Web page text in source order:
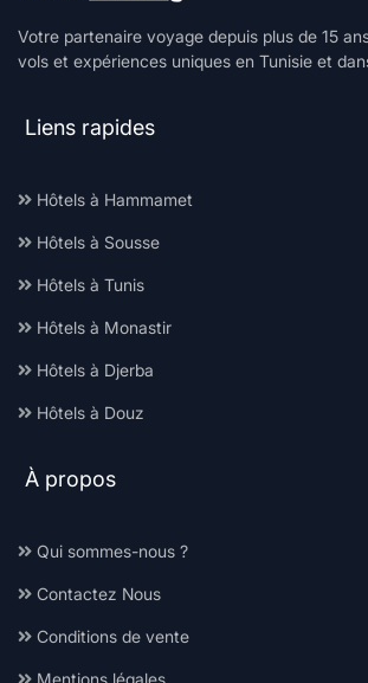
Votre partenaire voyage depuis plus de 15
vols et expériences uniques en Tunisie et
Liens rapides
Hôtels à Hammamet
Hôtels à Sousse
Hôtels à Tunis
Hôtels à Monastir
Hôtels à Djerba
Hôtels à Douz
À propos
Qui sommes-nous ?
Contactez Nous
Conditions de vente
Mentions légales